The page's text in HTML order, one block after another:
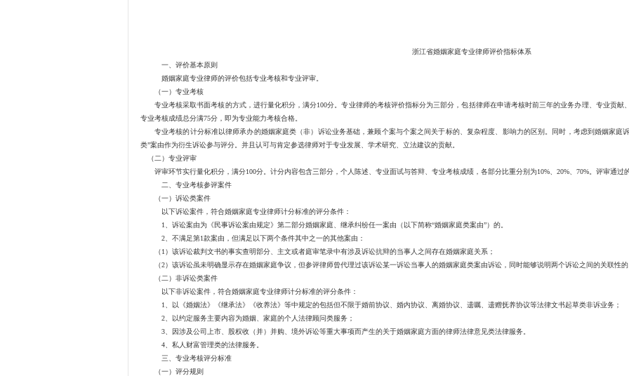
浙江省婚姻家庭专业律师评价指标体系
一、评价基本原则
婚姻家庭专业律师的评价包括专业考核和专业评审。
（一）专业考核
专业考核采取书面考核的方式，进行量化积分，满分100分。专业律师的考核评价指标分为三部分，包括律师在申请考核时前三年的业务办理、专业贡献
专业考核成绩总分满75分，即为专业能力考核合格。
专业考核的计分标准以律师承办的婚姻家庭类（非）诉讼业务基础，兼顾个案与个案之间关于标的、复杂程度、影响力的区别。同时，考虑到婚姻家庭
类”案由作为衍生诉讼参与评分。并且认可与肯定参选律师对于专业发展、学术研究、立法建议的贡献。
（二）专业评审
评审环节实行量化积分，满分100分。计分内容包含三部分，个人陈述、专业面试与答辩、专业考核成绩，各部分比重分别为10%、20%、70%。评审通过的
二、专业考核参评案件
（一）诉讼类案件
以下诉讼案件，符合婚姻家庭专业律师计分标准的评分条件：
1、诉讼案由为《民事诉讼案由规定》第二部分婚姻家庭、继承纠纷任一案由（以下简称“婚姻家庭类案由”）的。
2、不满足第1款案由，但满足以下两个条件其中之一的其他案由：
（1）该诉讼裁判文书的事实查明部分、主文或者庭审笔录中有涉及诉讼抗辩的当事人之间存在婚姻家庭关系；
（2）该诉讼虽未明确显示存在婚姻家庭争议，但参评律师曾代理过该诉讼某一诉讼当事人的婚姻家庭类案由诉讼，同时能够说明两个诉讼之间的关联性的
（二）非诉讼类案件
以下非诉讼案件，符合婚姻家庭专业律师计分标准的评分条件：
1、以《婚姻法》《继承法》《收养法》等中规定的包括但不限于婚前协议、婚内协议、离婚协议、遗嘱、遗赠抚养协议等法律文书起草类非诉业务；
2、以约定服务主要内容为婚姻、家庭的个人法律顾问类服务；
3、因涉及公司上市、股权收（并）并购、境外诉讼等重大事项而产生的关于婚姻家庭方面的律师法律意见类法律服务。
4、私人财富管理类的法律服务。
三、专业考核评分标准
（一）评分规则